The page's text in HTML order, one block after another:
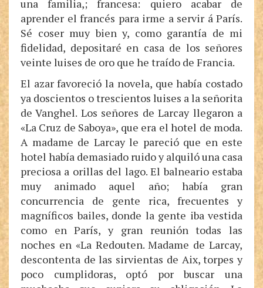
una familia,; francesa: quiero acabar de
aprender el francés para irme a servir á París.
Sé coser muy bien y, como garantía de mi
fidelidad, depositaré en casa de los señores
veinte luises de oro que he traído de Francia.
El azar favoreció la novela, que había costado
ya doscientos o trescientos luises a la señorita
de Vanghel. Los señores de Larcay llegaron a
«La Cruz de Saboya», que era el hotel de moda.
A madame de Larcay le pareció que en este
hotel había demasiado ruido y alquiló una casa
preciosa a orillas del lago. El balneario estaba
muy animado aquel año; había gran
concurrencia de gente rica, frecuentes y
magníficos bailes, donde la gente iba vestida
como en París, y gran reunión todas las
noches en «La Redouten. Madame de Larcay,
descontenta de las sirvientas de Aix, torpes y
poco cumplidoras, optó por buscar una